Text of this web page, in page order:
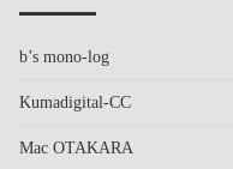
b’s mono-log
Kumadigital-CC
Mac OTAKARA